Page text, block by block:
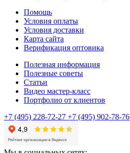
Помощь
Условия оплаты
Условия доставки
Карта сайта
Верификация оптовика
Полезная информация
Полезные советы
Статьи
Видео мастер-класс
Портфолио от клиентов
+7 (495) 228-72-27 +7 (495) 902-78-76